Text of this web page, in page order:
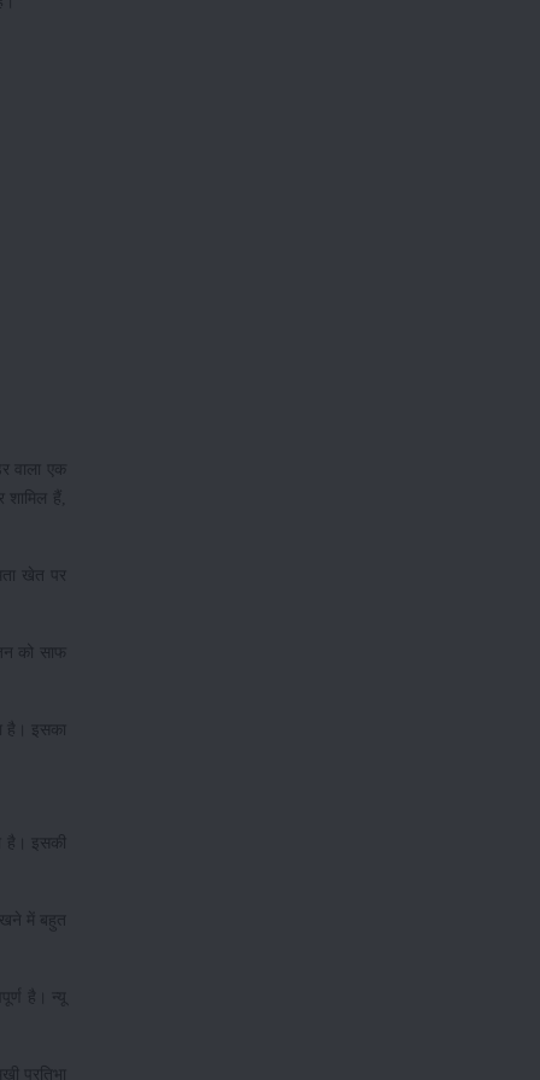
वाला एक
हैं,
खेत पर
को साफ
है। इसका
इसकी
में बहुत
है। न्यू
प्रतिभा